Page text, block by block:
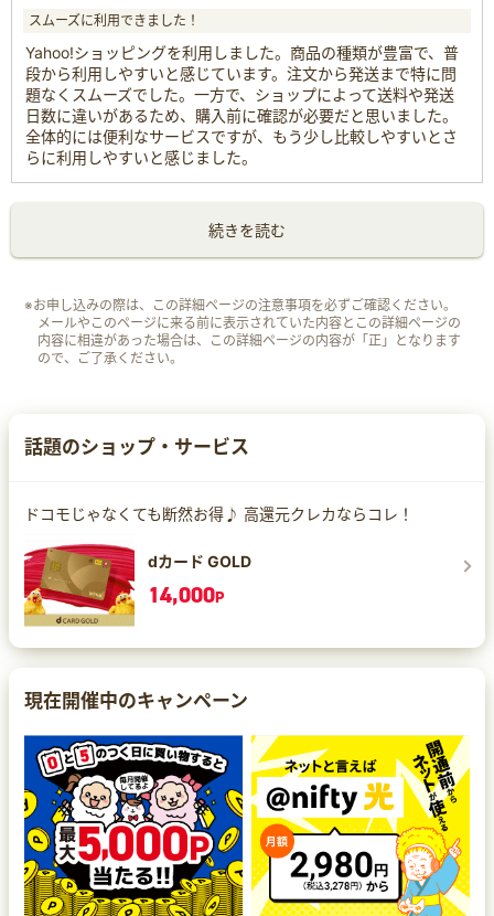
スムーズに利用できました！
Yahoo!ショッピングを利用しました。商品の種類が豊富で、普
段から利用しやすいと感じています。注文から発送まで特に問
題なくスムーズでした。一方で、ショップによって送料や発送
日数に違いがあるため、購入前に確認が必要だと思いました。
全体的には便利なサービスですが、もう少し比較しやすいとさ
らに利用しやすいと感じました。
続きを読む
※お申し込みの際は、この詳細ページの注意事項を必ずご確認ください。
メールやこのページに来る前に表示されていた内容とこの詳細ページの
内容に相違があった場合は、この詳細ページの内容が「正」となります
ので、ご了承ください。
話題のショップ・サービス
ドコモじゃなくても断然お得♪ 高還元クレカならコレ！
dカード GOLD
14,000P
現在開催中のキャンペーン